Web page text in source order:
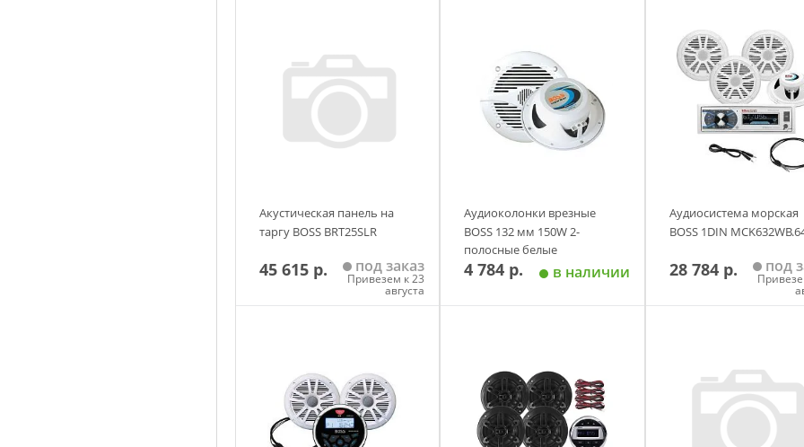
Акустическая панель на
таргу BOSS BRT25SLR
45 615 р. под заказ
Привезем к 23
августа
Аудиоколонки врезные
BOSS 132 мм 150W 2-
полосные белые
4 784 р. в наличии
Аудиосистема морская
BOSS 1DIN
28 784 р. под